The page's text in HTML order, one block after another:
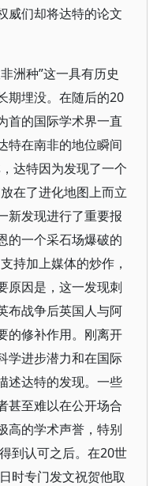
威们却将达特的论文
洲种”这一具有历史
期埋没。在随后的20
首的国际学术界一直
特在南非的地位瞬间
达特因为发现了一个
在了进化地图上而立
新发现进行了重要报
的一个采石场爆破的
持加上媒体的炒作，
原因是，这一发现刺
布战争后英国人与阿
的修补作用。刚离开
学进步潜力和在国际
述达特的发现。一些
甚至难以在公开场合
高的学术声誉，特别
到认可之后。在20世
时专门发文祝贺他取